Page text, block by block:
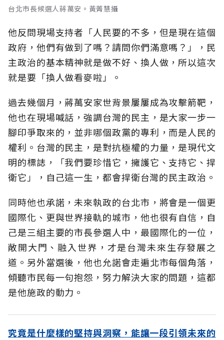
台北市長候選人蔣萬安。黃菁慧攝
他反問現場支持者「人民要的不多，但是現在這個
政府，他們有做到了嗎？請問你們滿意嗎？」，民
主政治的基本精神就是做不好、換人做，所以這次
就是要「換人做看麥啦」。
過去幾個月，蔣萬安家世背景屢屢成為攻擊箭靶，
他也在現場喊話，強調台灣的民主，是大家一步一
腳印爭取來的，並非哪個政黨的專利，而是人民的
權利。台灣的民主，是對抗極權的力量，是現代文
明的標誌，「我們要珍惜它，擁護它、支持它、捍
衛它」，自己這一生，都會捍衛台灣的民主政治。
同時他也承諾，未來執政的台北市，將會是一個更
國際化、更與世界接軌的城市，他也很有自信，自
己是三組主要的市長參選人中，最國際化的一位，
敞開大門、融入世界，才是台灣未來生存發展之
道。另外當選後，他也允諾會走遍北市每個角落，
傾聽市民每一句抱怨，努力解決大家的問題，這都
是他施政的動力。
究竟是什麼樣的堅持與洞察，能讓一段引領未來的